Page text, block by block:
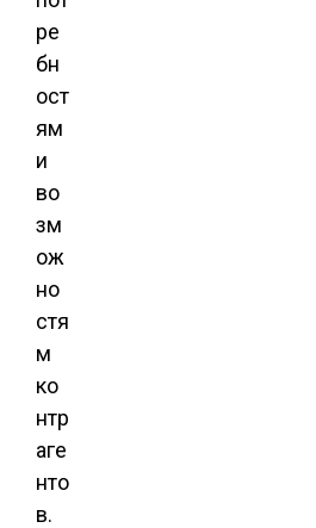
ре
бн
ост
ям
и
во
зм
ож
но
стя
м
ко
нтр
аге
нто
в.